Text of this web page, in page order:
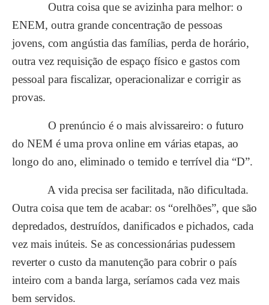
Outra coisa que se avizinha para melhor: o
ENEM, outra grande concentração de pessoas
jovens, com angústia das famílias, perda de horário,
outra vez requisição de espaço físico e gastos com
pessoal para fiscalizar, operacionalizar e corrigir as
provas.
O prenúncio é o mais alvissareiro: o futuro
do NEM é uma prova online em várias etapas, ao
longo do ano, eliminado o temido e terrível dia “D”.
A vida precisa ser facilitada, não dificultada.
Outra coisa que tem de acabar: os “orelhões”, que são
depredados, destruídos, danificados e pichados, cada
vez mais inúteis. Se as concessionárias pudessem
reverter o custo da manutenção para cobrir o país
inteiro com a banda larga, seríamos cada vez mais
bem servidos.